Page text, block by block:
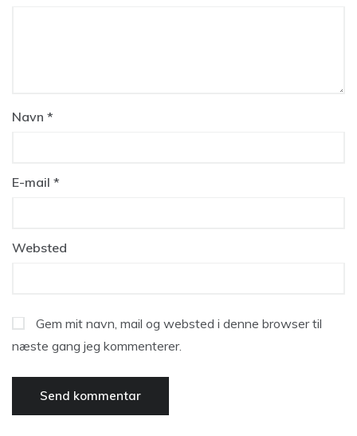
Navn *
E-mail *
Websted
Gem mit navn, mail og websted i denne browser til
næste gang jeg kommenterer.